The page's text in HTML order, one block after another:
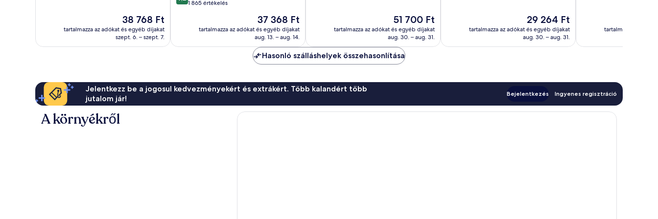
értékelés
Az
ár
38 768 Ft
38 768 Ft
tartalmazza az adókat és egyéb díjakat
szept. 6. – szept. 7.
ennyiből:
1 865 értékelés
Az
ár
37 368 Ft
37 368 Ft
tartalmazza az adókat és egyéb díjakat
aug. 13. – aug. 14.
Az
ár
51 700 Ft
51 700 Ft
tartalmazza az adókat és egyéb díjakat
aug. 30. – aug. 31.
értékelés
Az
ár
29 264 Ft
29 264 Ft
tartalmazza az adókat és egyéb díjakat
aug. 30. – aug. 31.
értékeléstartalmazza az
Hasonló szálláshelyek összehasonlítása
Jelentkezz be a jogosul kedvezményekért és extrákért. Több kalandért több
jutalom jár!
Bejelentkezés Ingyenes regisztráció
A környékről